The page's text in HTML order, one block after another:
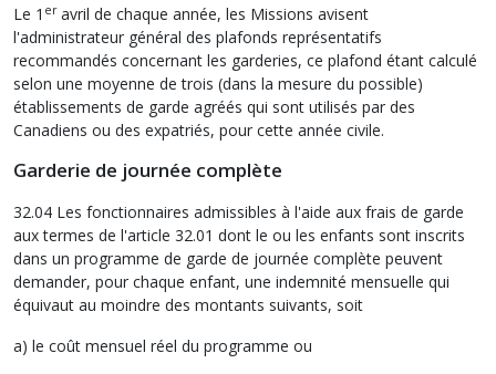
Le 1 eravril de chaque année, les Missions avisent
l'administrateur général des plafonds représentatifs
recommandés concernant les garderies, ce plafond étant calculé
selon une moyenne de trois (dans la mesure du possible)
établissements de garde agréés qui sont utilisés par des
Canadiens ou des expatriés, pour cette année civile.
Garderie de journée complète
32.04 Les fonctionnaires admissibles à l'aide aux frais de garde
aux termes de l'article 32.01 dont le ou les enfants sont inscrits
dans un programme de garde de journée complète peuvent
demander, pour chaque enfant, une indemnité mensuelle qui
équivaut au moindre des montants suivants, soit
a) le coût mensuel réel du programme ou